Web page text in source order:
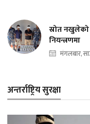
स्रोत
नियन्त्रणमा
मंगलबार,
अन्तर्राष्ट्रिय सुरक्षा